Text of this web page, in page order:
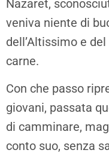
Nazaret,
veniva niente di
dell’Altissimo e
carne.
Con che passo
giovani, passata
di camminare,
conto suo, senza